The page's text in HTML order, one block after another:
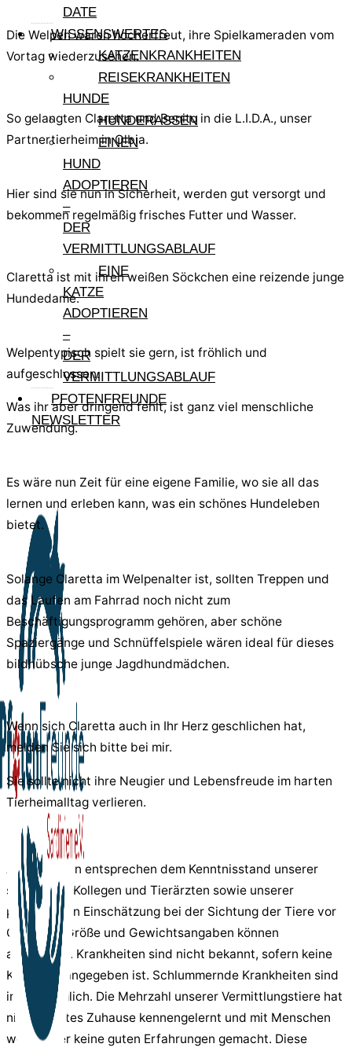
DATE
WISSENSWERTES
KATZENKRANKHEITEN
REISEKRANKHEITEN
HUNDE
HUNDERASSEN
EINEN
HUND
ADOPTIEREN
–
DER
VERMITTLUNGSABLAUF
EINE
KATZE
ADOPTIEREN
–
DER
VERMITTLUNGSABLAUF
PFOTENFREUNDE
NEWSLETTER
Die Welpen waren hocherfreut, ihre Spielkameraden vom
Vortag wiederzusehen.
So gelangten Claretta und Benito in die L.I.D.A., unser
Partnertierheim in Olbia.
Hier sind sie nun in Sicherheit, werden gut versorgt und
bekommen regelmäßig frisches Futter und Wasser.
Claretta ist mit ihren weißen Söckchen eine reizende junge
Hundedame.
Welpentypisch spielt sie gern, ist fröhlich und
aufgeschlossen.
Was ihr aber dringend fehlt, ist ganz viel menschliche
Zuwendung.
Es wäre nun Zeit für eine eigene Familie, wo sie all das
lernen und erleben kann, was ein schönes Hundeleben
bietet.
Solange Claretta im Welpenalter ist, sollten Treppen und
das Laufen am Fahrrad noch nicht zum
Beschäftigungsprogramm gehören, aber schöne
Spaziergänge und Schnüffelspiele wären ideal für dieses
bildhübsche junge Jagdhundmädchen.
Wenn sich Claretta auch in Ihr Herz geschlichen hat,
melden Sie sich bitte bei mir.
Sie sollte nicht ihre Neugier und Lebensfreude im harten
Tierheimalltag verlieren.
Hinweis:
Alle Angaben entsprechen dem Kenntnisstand unserer
sardischen Kollegen und Tierärzten sowie unserer
persönlichen Einschätzung bei der Sichtung der Tiere vor
Ort. Alter, Größe und Gewichtsangaben können
abweichen. Krankheiten sind nicht bekannt, sofern keine
Krankheit angegeben ist. Schlummernde Krankheiten sind
immer möglich. Die Mehrzahl unserer Vermittlungstiere hat
nie ein festes Zuhause kennengelernt und mit Menschen
wenig oder keine guten Erfahrungen gemacht. Diese